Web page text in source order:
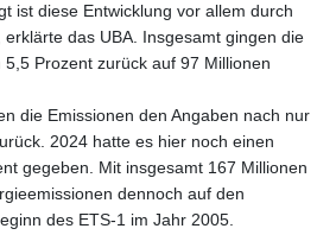
ist diese Entwicklung vor allem durch
das UBA. Insgesamt gingen die
Prozent zurück auf 97 Millionen
die Emissionen den Angaben nach nur
2024 hatte es hier noch einen
gegeben. Mit insgesamt 167 Millionen
dennoch auf den
des ETS-1 im Jahr 2005.